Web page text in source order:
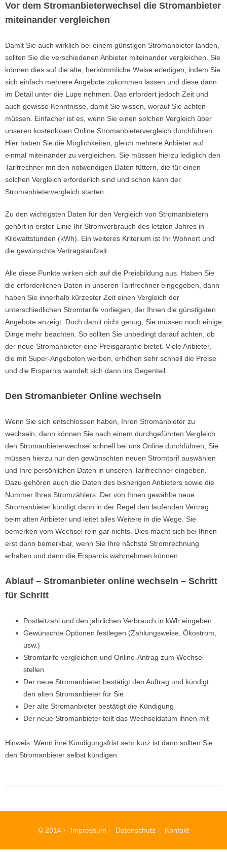
Vor dem Stromanbieterwechsel die Stromanbieter
miteinander vergleichen
Damit Sie auch wirklich bei einem günstigen Stromanbieter landen,
sollten Sie die verschiedenen Anbieter miteinander vergleichen. Sie
können dies auf die alte, herkömmliche Weise erledigen, indem Sie
sich einfach mehrere Angebote zukommen lassen und diese dann
im Detail unter die Lupe nehmen. Das erfordert jedoch Zeit und
auch gewisse Kenntnisse, damit Sie wissen, worauf Sie achten
müssen. Einfacher ist es, wenn Sie einen solchen Vergleich über
unseren kostenlosen Online Stromanbietervergleich durchführen.
Hier haben Sie die Möglichkeiten, gleich mehrere Anbieter auf
einmal miteinander zu vergleichen. Sie müssen hierzu lediglich den
Tarif­rechner mit den notwendigen Daten füttern, die für einen
solchen Vergleich erforderlich sind und schon kann der
Stromanbietervergleich starten.
Zu den wichtigsten Daten für den Vergleich von Stromanbietern
gehört in erster Linie Ihr Stromverbrauch des letzten Jahres in
Kilowattstunden (kWh). Ein weiteres Kriterium ist Ihr Wohnort und
die gewünschte Vertragslaufzeit.
Alle diese Punkte wirken sich auf die Preisbildung aus. Haben Sie
die erforderlichen Daten in unseren Tarif­rechner eingegeben, dann
haben Sie innerhalb kürzester Zeit einen Vergleich der
unterschiedlichen Stromtarife vorliegen, der Ihnen die günstigsten
Angebote anzeigt. Doch damit nicht genug, Sie müssen noch einige
Dinge mehr beachten. So sollten Sie unbedingt darauf achten, ob
der neue Stromanbieter eine Preisgarantie bietet. Viele Anbieter,
die mit Super-Angeboten werben, erhöhen sehr schnell die Preise
und die Ersparnis wandelt sich dann ins Gegenteil.
Den Stromanbieter Online wechseln
Wenn Sie sich entschlossen haben, Ihren Stromanbieter zu
wechseln, dann können Sie nach einem durchgeführten Vergleich
den Stromanbieterwechsel schnell bei uns Online durchführen, Sie
müssen hierzu nur den gewünschten neuen Stromtarif auswählen
und Ihre persönlichen Daten in unseren Tarif­rechner eingeben.
Dazu gehören auch die Daten des bisherigen Anbieters sowie die
Nummer Ihres Stromzählers. Der von Ihnen gewählte neue
Stromanbieter kündigt dann in der Regel den laufenden Vertrag
beim alten Anbieter und leitet alles Weitere in die Wege. Sie
bemerken vom Wechsel rein gar nichts. Dies macht sich bei Ihnen
erst dann bemerkbar, wenn Sie Ihre nächste Stromrechnung
erhalten und dann die Ersparnis wahrnehmen können.
Ablauf – Stromanbieter online wechseln – Schritt
für Schritt
Postleitzahl und den jährlichen Verbrauch in kWh eingeben
Gewünschte Optionen festlegen (Zahlungsweise, Ökostrom,
usw.)
Stromtarife vergleichen und Online-Antrag zum Wechsel
stellen
Der neue Stromanbieter bestätigt den Auftrag und kündigt
den alten Stromanbieter für Sie
Der alte Stromanbieter bestätigt die Kündigung
Der neue Stromanbieter teilt das Wechseldatum ihnen mit
Hinweis: Wenn ihre Kündigungsfrist sehr kurz ist dann sollten Sie
den Stromanbieter selbst kündigen.
© 2014 · Impressum · Datenschutz · Kontakt